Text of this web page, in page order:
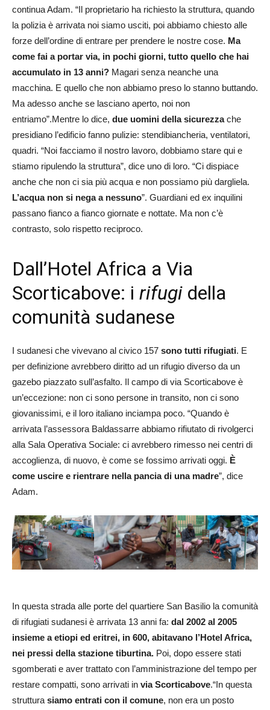
continua Adam. “Il proprietario ha richiesto la struttura, quando
la polizia è arrivata noi siamo usciti, poi abbiamo chiesto alle
forze dell’ordine di entrare per prendere le nostre cose. Ma
come fai a portar via, in pochi giorni, tutto quello che hai
accumulato in 13 anni? Magari senza neanche una
macchina. E quello che non abbiamo preso lo stanno buttando.
Ma adesso anche se lasciano aperto, noi non
entriamo”.Mentre lo dice, due uomini della sicurezzache
presidiano l’edificio fanno pulizie: stendibiancheria, ventilatori,
quadri. “Noi facciamo il nostro lavoro, dobbiamo stare qui e
stiamo ripulendo la struttura”, dice uno di loro. “Ci dispiace
anche che non ci sia più acqua e non possiamo più dargliela.
L’acqua non si nega a nessuno”. Guardiani ed ex inquilini
passano fianco a fianco giornate e nottate. Ma non c’è
contrasto, solo rispetto reciproco.
Dall’Hotel Africa a Via
Scorticabove: i rifugi della
comunità sudanese
I sudanesi che vivevano al civico 157 sono tutti rifugiati. E
per definizione avrebbero diritto ad un rifugio diverso da un
gazebo piazzato sull’asfalto. Il campo di via Scorticabove è
un’eccezione: non ci sono persone in transito, non ci sono
giovanissimi, e il loro italiano inciampa poco. “Quando è
arrivata l’assessora Baldassarre abbiamo rifiutato di rivolgerci
alla Sala Operativa Sociale: ci avrebbero rimesso nei centri di
accoglienza, di nuovo, è come se fossimo arrivati oggi. È
come uscire e rientrare nella pancia di una madre”, dice
Adam.
In questa strada alle porte del quartiere San Basilio la comunità
di rifugiati sudanesi è arrivata 13 anni fa: dal 2002 al 2005
insieme a etiopi ed eritrei, in 600, abitavano l’Hotel Africa,
nei pressi della stazione tiburtina. Poi, dopo essere stati
sgomberati e aver trattato con l’amministrazione del tempo per
restare compatti, sono arrivati in via Scorticabove.“In questa
struttura siamo entrati con il comune, non era un posto